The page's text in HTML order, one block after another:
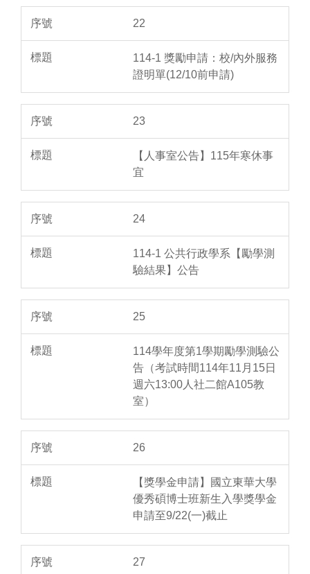
22
114-1 獎勵申請：校/內外服務
證明單(12/10前申請)
23
【人事室公告】115年寒休事
宜
24
114-1 公共行政學系【勵學測
驗結果】公告
25
114學年度第1學期勵學測驗公
告（考試時間114年11月15日
週六13:00人社二館A105教
室）
26
【獎學金申請】國立東華大學
優秀碩博士班新生入學獎學金
申請至9/22(一)截止
27